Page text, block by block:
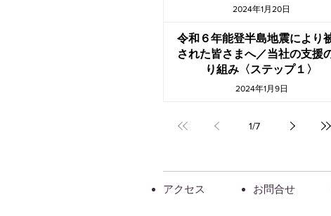
2024年1月20日
令和６年能登半島地震により
された皆さまへ／当社の支援
り組み〈ステップ１〉
2024年1月9日
1/7
アクセス お問合せ